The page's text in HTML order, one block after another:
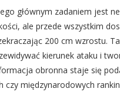
głównym zadaniem jest
ale przede wszystkim
200 cm wzrostu.
kierunek ataku i
obronna staje się
czy międzynarodowych